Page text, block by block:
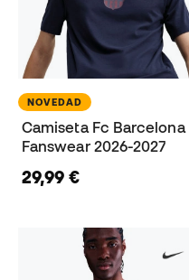
NOVEDAD
Camiseta Fc Barcelona
Fanswear 2026-2027
29,99 €